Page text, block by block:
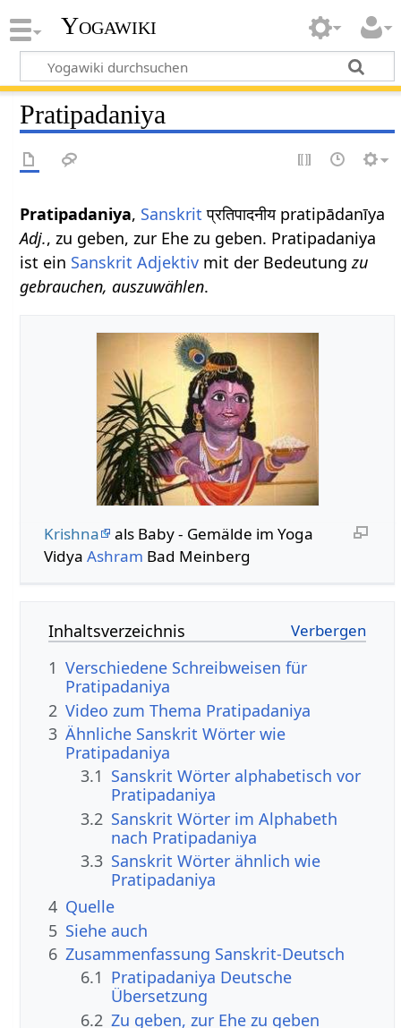
Yogawiki
Pratipadaniya
Pratipadaniya, Sanskrit प्रतिपादनीय pratipādanīya
Adj., zu geben, zur Ehe zu geben. Pratipadaniya
ist ein Sanskrit Adjektiv mit der Bedeutungzu
gebrauchen, auszuwählen.
Krishna
als Baby - Gemälde im Yoga
Vidya Ashram Bad Meinberg
Inhaltsverzeichnis
1 Verschiedene Schreibweisen für
Pratipadaniya
2 Video zum Thema Pratipadaniya
3 Ähnliche Sanskrit Wörter wie
Pratipadaniya
3.1 Sanskrit Wörter alphabetisch vor
Pratipadaniya
3.2 Sanskrit Wörter im Alphabeth
nach Pratipadaniya
3.3 Sanskrit Wörter ähnlich wie
Pratipadaniya
4 Quelle
5 Siehe auch
6 Zusammenfassung Sanskrit-Deutsch
6.1 Pratipadaniya Deutsche
Übersetzung
6.2 Zu geben, zur Ehe zu geben